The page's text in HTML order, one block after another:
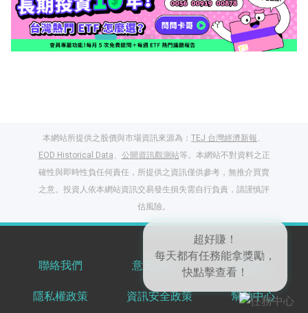
本網站所提供之股價與市場資訊來源為： TEJ 台灣經濟新報、
EOD Historical Data、 公開資訊觀測站等。本網站不對資料之正
確性與即時性負任何責任，所提供之資訊僅供參考，無推介買賣
之意。投資人依本網站資訊交易發生損失需自行負責，請謹慎評
估風險。
聯絡我們 意見反饋 服務條款
隱私權政策 資訊安全政策 幫助中心
超好賺！
每天都有任務能拿獎勵，
快點擊查看！
登入股感會員，閱讀
任一文章
出國就缺這咖？股